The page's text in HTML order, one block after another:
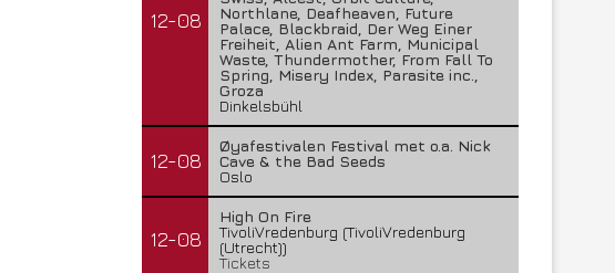
12-08
Northlane, Deafheaven, Future
Palace, Blackbraid, Der Weg Einer
Freiheit, Alien Ant Farm, Municipal
Waste, Thundermother, From Fall To
Spring, Misery Index, Parasite inc.,
Groza
Dinkelsbühl
12-08
Øyafestivalen Festival met o.a. Nick
Cave & the Bad Seeds
Oslo
12-08
High On Fire
TivoliVredenburg (TivoliVredenburg
(Utrecht))
Tickets